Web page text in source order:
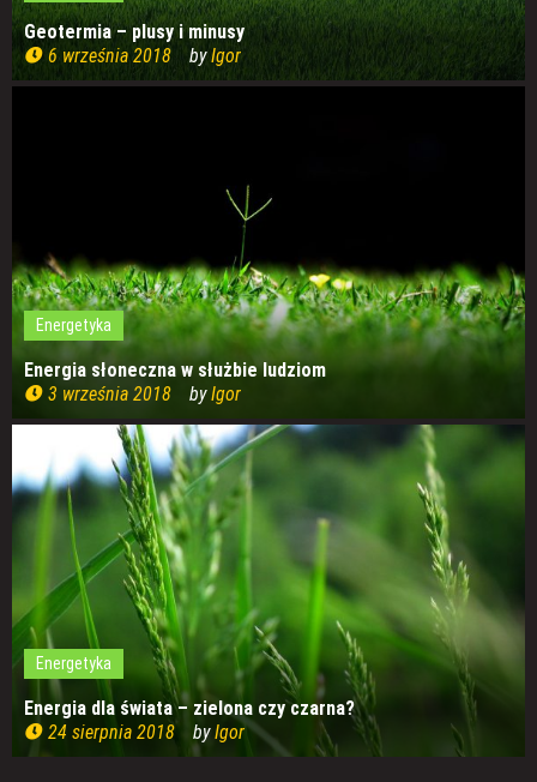
Geotermia – plusy i minusy
6 września 2018
byIgor
Energetyka
Energia słoneczna w służbie ludziom
3 września 2018
byIgor
Energetyka
Energia dla świata – zielona czy czarna?
24 sierpnia 2018
byIgor